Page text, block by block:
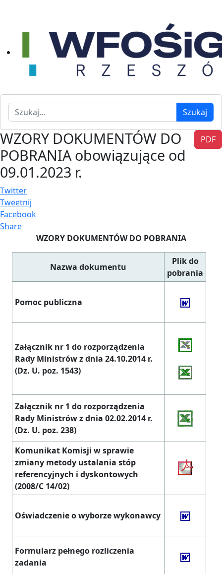
Szukaj Szukaj
PDF
WZORY DOKUMENTÓW DO
POBRANIA obowiązujące od
09.01.2023 r.
Twitter
Tweetnij
Facebook
Share
WZORY DOKUMENTÓW DO POBRANIA
Nazwa dokumentu
Plik do
pobrania
Pomoc publiczna
Załącznik nr 1 do rozporządzenia
Rady Ministrów z dnia 24.10.2014 r.
(Dz. U. poz. 1543)
Załącznik nr 1 do rozporządzenia
Rady Ministrów z dnia 02.02.2014 r.
(Dz. U. poz. 238)
Komunikat Komisji w sprawie
zmiany metody ustalania stóp
referencyjnych i dyskontowych
(2008/C 14/02)
Oświadczenie o wyborze wykonawcy
Formularz pełnego rozliczenia
zadania